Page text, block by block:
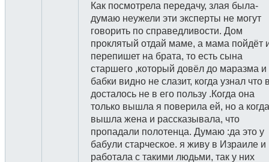
Как посмотрела передачу, злая была-
думаю неужели эти эксперты не могут
говорить по справедливости. Дом
проклятый отдай маме, а мама пойдёт
перепишет на брата, то есть сына
старшего ,который довёл до маразма и
бабки видно не слазит, когда узнал что
досталось не в его пользу .Когда она
только вышла я поверила ей, но а когда
вышла жена и рассказывала, что
пропадали полотенца. Думаю :да это у
бабули старческое. я живу в Израиле и
работала с такими людьми, так у них